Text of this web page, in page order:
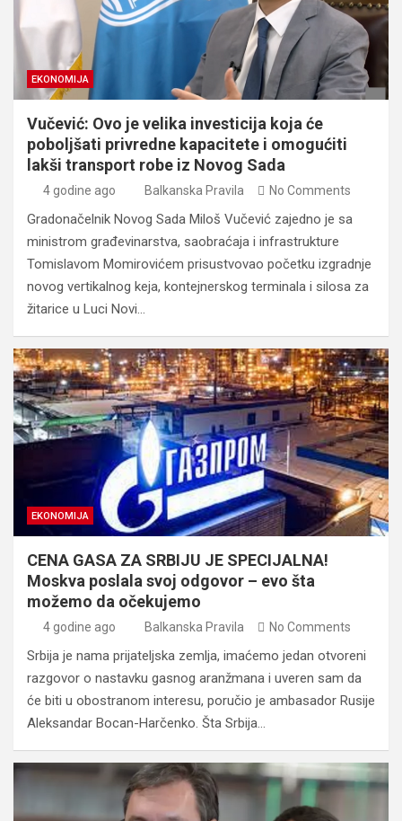
EKONOMIJA
Vučević: Ovo je velika investicija koja će
poboljšati privredne kapacitete i omogućiti
lakši transport robe iz Novog Sada
4 godine ago Balkanska Pravila No Comments
Gradonačelnik Novog Sada Miloš Vučević zajedno je sa
ministrom građevinarstva, saobraćaja i infrastrukture
Tomislavom Momirovićem prisustvovao početku izgradnje
novog vertikalnog keja, kontejnerskog terminala i silosa za
žitarice u Luci Novi…
EKONOMIJA
CENA GASA ZA SRBIJU JE SPECIJALNA!
Moskva poslala svoj odgovor – evo šta
možemo da očekujemo
4 godine ago Balkanska Pravila No Comments
Srbija je nama prijateljska zemlja, imaćemo jedan otvoreni
razgovor o nastavku gasnog aranžmana i uveren sam da
će biti u obostranom interesu, poručio je ambasador Rusije
Aleksandar Bocan-Harčenko. Šta Srbija…